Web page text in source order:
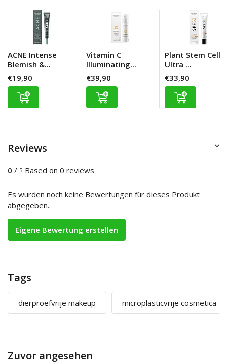
ACNE Intense
Blemish &...
€19,90
Vitamin C
Illuminating...
€39,90
Plant Stem Cell
Ultra ...
€33,90
Reviews
0 / 5 Based on 0 reviews
Es wurden noch keine Bewertungen für dieses Produkt
abgegeben..
Eigene Bewertung erstellen
Tags
dierproefvrije makeup microplasticvrije cosmetica
Zuvor angesehen